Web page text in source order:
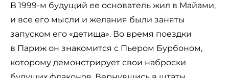
В 1999-м будущий ее основатель жил в Майами,
и все его мысли и желания были заняты
запуском его «детища». Во время поездки
в Париж он знакомится с Пьером Бурбоном,
которому демонстрирует свои наброски